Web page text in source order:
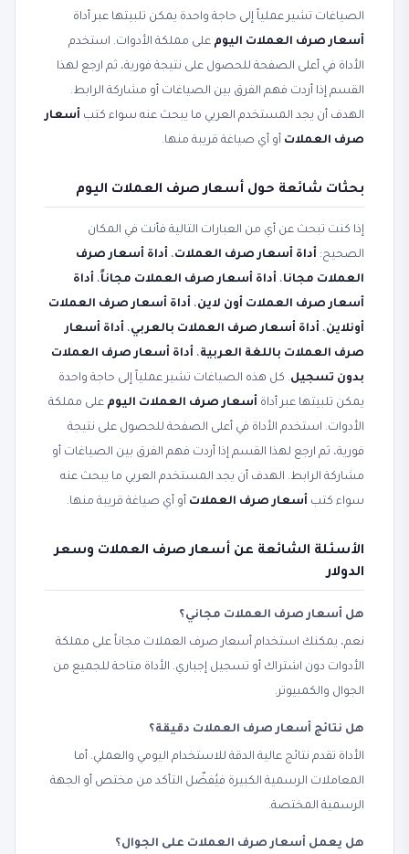
الصياغات تشير عملياً إلى حاجة واحدة يمكن تلبيتها عبر أداة
أسعار صرف العملات اليوم على مملكة الأدوات. استخدم
الأداة في أعلى الصفحة للحصول على نتيجة فورية، ثم ارجع لهذا
القسم إذا أردت فهم الفرق بين الصياغات أو مشاركة الرابط.
الهدف أن يجد المستخدم العربي ما يبحث عنه سواء كتب أسعار
صرف العملات أو أي صياغة قريبة منها.
بحثات شائعة حول أسعار صرف العملات اليوم
إذا كنت تبحث عن أي من العبارات التالية فأنت في المكان
الصحيح: أداة أسعار صرف العملات، أداة أسعار صرف
العملات مجانا، أداة أسعار صرف العملات مجاناً، أداة
أسعار صرف العملات أون لاين، أداة أسعار صرف العملات
أونلاين، أداة أسعار صرف العملات بالعربي، أداة أسعار
صرف العملات باللغة العربية، أداة أسعار صرف العملات
بدون تسجيل. كل هذه الصياغات تشير عملياً إلى حاجة واحدة
يمكن تلبيتها عبر أداة أسعار صرف العملات اليوم على مملكة
الأدوات. استخدم الأداة في أعلى الصفحة للحصول على نتيجة
فورية، ثم ارجع لهذا القسم إذا أردت فهم الفرق بين الصياغات أو
مشاركة الرابط. الهدف أن يجد المستخدم العربي ما يبحث عنه
سواء كتب أسعار صرف العملات أو أي صياغة قريبة منها.
الأسئلة الشائعة عن أسعار صرف العملات وسعر
الدولار
هل أسعار صرف العملات مجاني؟
نعم، يمكنك استخدام أسعار صرف العملات مجاناً على مملكة
الأدوات دون اشتراك أو تسجيل إجباري. الأداة متاحة للجميع من
الجوال والكمبيوتر.
هل نتائج أسعار صرف العملات دقيقة؟
الأداة تقدم نتائج عالية الدقة للاستخدام اليومي والعملي. أما
المعاملات الرسمية الكبيرة فيُفضّل التأكد من مختص أو الجهة
الرسمية المختصة.
هل يعمل أسعار صرف العملات على الجوال؟